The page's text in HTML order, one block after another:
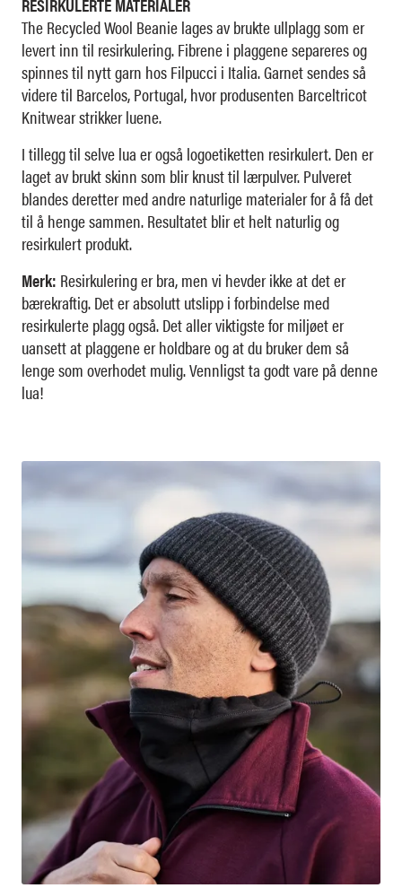
The Recycled Wool Beanie lages av brukte ullplagg som er
levert inn til resirkulering. Fibrene i plaggene separeres og
spinnes til nytt garn hos Filpucci i Italia. Garnet sendes så
videre til Barcelos, Portugal, hvor produsenten Barceltricot
Knitwear strikker luene.
I tillegg til selve lua er også logoetiketten resirkulert. Den er
laget av brukt skinn som blir knust til lærpulver. Pulveret
blandes deretter med andre naturlige materialer for å få det
til å henge sammen. Resultatet blir et helt naturlig og
resirkulert produkt.
Merk: Resirkulering er bra, men vi hevder ikke at det er
bærekraftig. Det er absolutt utslipp i forbindelse med
resirkulerte plagg også. Det aller viktigste for miljøet er
uansett at plaggene er holdbare og at du bruker dem så
lenge som overhodet mulig. Vennligst ta godt vare på denne
lua!